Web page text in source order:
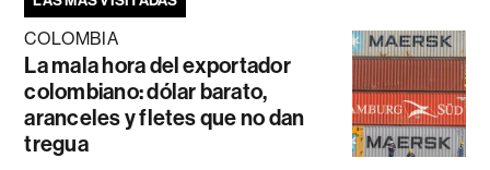
COLOMBIA
La mala hora del exportador
colombiano: dólar barato,
aranceles y fletes que no dan
tregua